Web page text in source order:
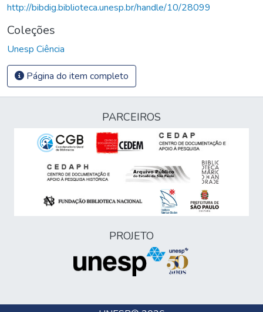
http://bibdig.biblioteca.unesp.br/handle/10/28099
Coleções
Unesp Ciência
Página do item completo
PARCEIROS
PROJETO